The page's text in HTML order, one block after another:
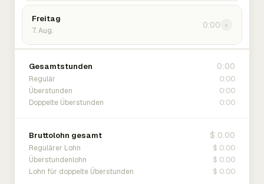
Freitag
7. Aug.
0:00 ›
Gesamtstunden 0:00
Regulär 0:00
Überstunden 0:00
Doppelte Überstunden 0:00
Bruttolohn gesamt $ 0.00
Regulärer Lohn $ 0.00
Überstundenlohn $ 0.00
Lohn für doppelte Überstunden $ 0.00